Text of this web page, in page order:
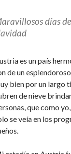
días
es un país
de un
bien por un largo
de nieve
que como
se veía en los